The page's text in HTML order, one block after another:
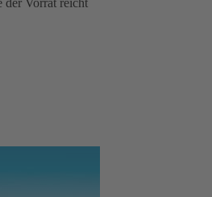
der Vorrat reicht